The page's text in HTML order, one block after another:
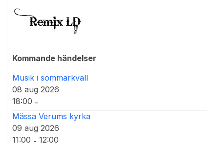
Kommande händelser
Musik i sommarkväll
08 aug 2026
18:00 -
Mässa Verums kyrka
09 aug 2026
11:00 - 12:00